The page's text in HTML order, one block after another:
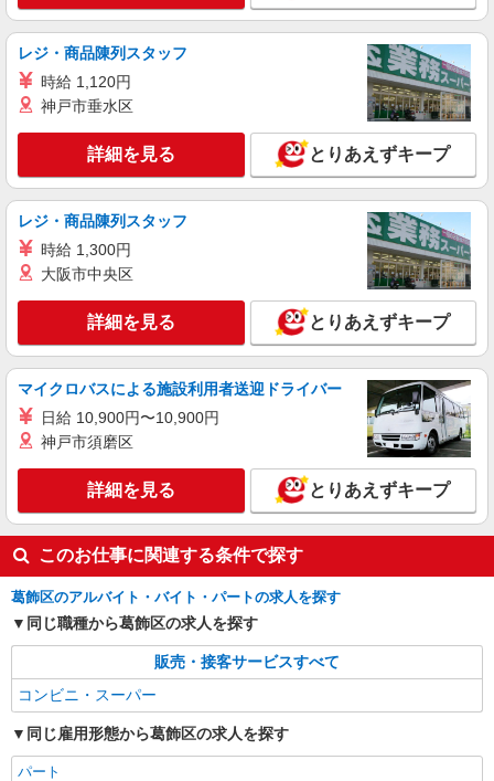
100円 ※16時（17時）以降 時給＋150円 ※日・
東京都葛飾区亀有2-15-4
キープ 詳細を見る
レジ・商品陳列スタッフ
時給 1,120円
神戸市垂水区
詳細を見る とりあえずキープ
レジ・商品陳列スタッフ
時給 1,300円
大阪市中央区
詳細を見る とりあえずキープ
マイクロバスによる施設利用者送迎ドライバー
日給 10,900円〜10,900円
神戸市須磨区
詳細を見る とりあえずキープ
このお仕事に関連する条件で探す
葛飾区のアルバイト・バイト・パートの求人を探す
同じ職種から葛飾区の求人を探す
販売・接客サービスすべて
コンビニ・スーパー
同じ雇用形態から葛飾区の求人を探す
パート